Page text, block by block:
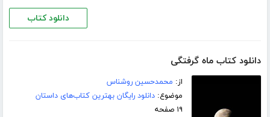
دانلود کتاب
دانلود کتاب ماه گرفتگی
از: محمدحسین روشناس
موضوع:دانلود رایگان بهترین کتاب‌های داستان
۱۹ صفحه